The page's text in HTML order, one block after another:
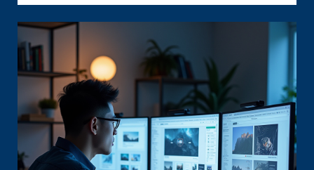
80
YANG
BERMAKNA,
LUCU,
&
PENUH
SEMANGAT